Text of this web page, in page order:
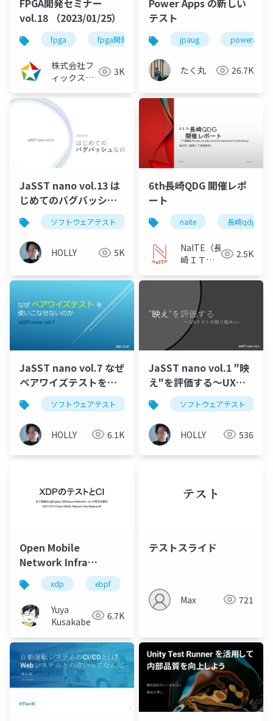
FPGA開発セミナー
vol.18 （2023/01/25）
fpga fpga開発 fpga開発シリーズ
株式会社フ
ィックスタ
3K
Power Apps の新しい
テスト
jpaug powerapps
たく丸 26.7K
JaSST nano vol.13 は
じめてのバグバッシュ
なの
ソフトウェアテスト テスト qa テスト技
HOLLY 5K
6th長崎QDG 開催レポ
ート
naite 長崎qdg
NaITE（長
崎ＩＴ技
2.5K
JaSST nano vol.7 なぜ
ペアワイズテストを使
いこなせないのか
ソフトウェアテスト テスト ペアワイズテスト
HOLLY 6.1K
JaSST nano vol.1 "映
え"を評価する～UXテ
ストの取り組みなの
ソフトウェアテスト
HOLLY 536
Open Mobile
Network Infra
Meetup #4 XDPのテス
トとCI
xdp ebpf
Yuya
Kusakabe
6.7K
テストスライド
Max 721